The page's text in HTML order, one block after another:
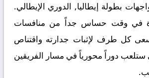
بطولة إيطاليا, الدوري الإيطالي.
في وقت حساس جداً من منافسات
كل طرف لإثبات جدارته واقتناص
ستلعب دوراً محورياً في مسار الفريقين